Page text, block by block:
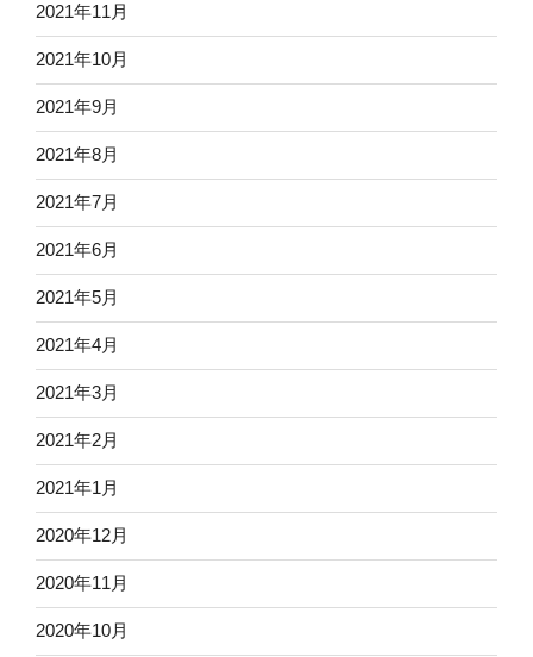
2021年11月
2021年10月
2021年9月
2021年8月
2021年7月
2021年6月
2021年5月
2021年4月
2021年3月
2021年2月
2021年1月
2020年12月
2020年11月
2020年10月